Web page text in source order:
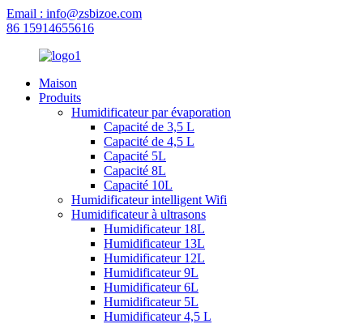
Email : info@zsbizoe.com
86 15914655616
Maison
Produits
Humidificateur par évaporation
Capacité de 3,5 L
Capacité de 4,5 L
Capacité 5L
Capacité 8L
Capacité 10L
Humidificateur intelligent Wifi
Humidificateur à ultrasons
Humidificateur 18L
Humidificateur 13L
Humidificateur 12L
Humidificateur 9L
Humidificateur 6L
Humidificateur 5L
Humidificateur 4,5 L